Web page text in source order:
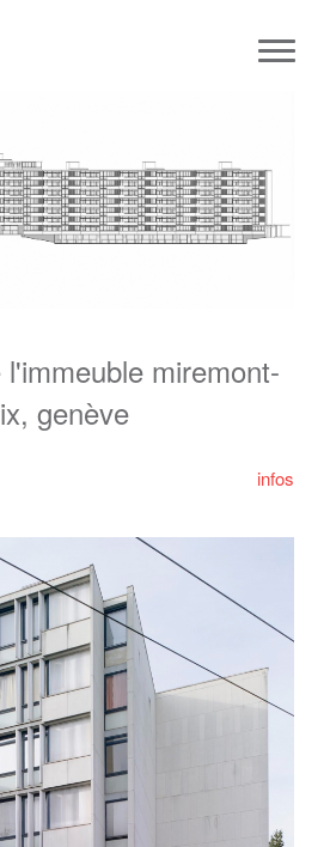
miremont-
genève
infos